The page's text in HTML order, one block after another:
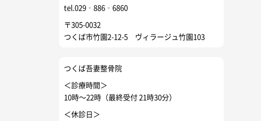
tel.029‐886‐6860
〒305-0032
つくば市竹園2-12-5 ヴィラージュ竹園103
つくば吾妻整骨院
＜診療時間＞
10時～22時（最終受付 21時30分）
＜休診日＞